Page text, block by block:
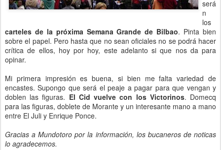
será
n
los
carteles de la próxima Semana Grande de Bilbao. Pinta bien
sobre el papel. Pero hasta que no sean oficiales no se podrá hacer
crítica de ellos, hoy por hoy, este adelanto si que nos da para
opinar.
Mi primera impresión es buena, si bien me falta variedad de
encastes. Supongo que será el peaje a pagar para que vengan y
doblen las figuras. El Cid vuelve con los Victorinos. Domecq
para las figuras, doblete de Morante y un interesante mano a mano
entre El Juli y Enrique Ponce.
Gracias a Mundotoro por la información, los bucaneros de noticas
lo agradecemos.